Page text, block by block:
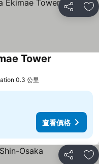
分享 加
Tower
0.3 公里
查看價格
分享 加